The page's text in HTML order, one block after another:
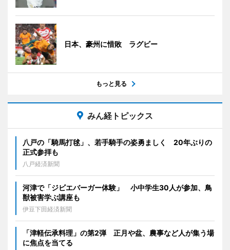
日本、豪州に惜敗 ラグビー
もっと見る
みん経トピックス
八戸の「騎馬打毬」、若手騎手の姿勇ましく 20年ぶりの
正式参拝も
八戸経済新聞
河津で「ジビエバーガー体験」 小中学生30人が参加、鳥
獣被害学ぶ講座も
伊豆下田経済新聞
「津軽伝承料理」の第2弾 正月や盆、農事など人が集う場
に焦点を当てる